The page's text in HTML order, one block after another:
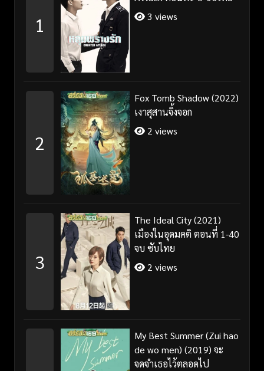
1
3 views
2
Fox Tomb Shadow (2022)
เงาสุสานจิ้งจอก
2 views
3
The Ideal City (2021)
เมืองในอุดมคติ ตอนที่ 1-40
จบ ซับไทย
2 views
My Best Summer (Zui hao
de wo men) (2019) จะ
จดจำเธอไว้ตลอดไป